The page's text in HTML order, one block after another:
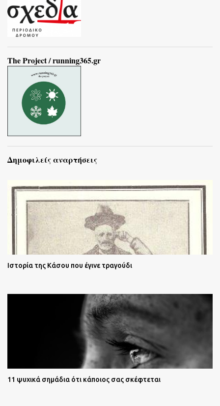
The Project / running365.gr
Δημοφιλείς αναρτήσεις
Ιστορία της Κάσου που έγινε τραγούδι
11 ψυχικά σημάδια ότι κάποιος σας σκέφτεται